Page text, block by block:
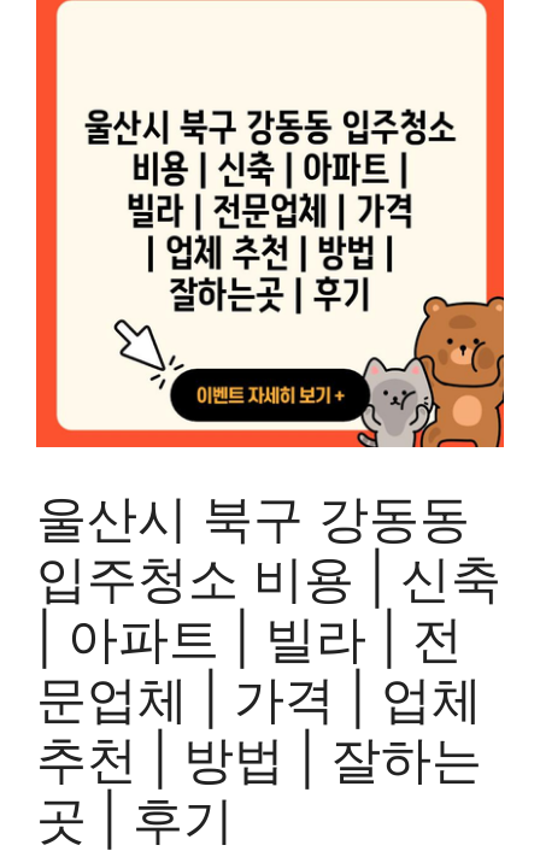
울산시 북구 강동동
입주청소 비용 | 신축
| 아파트 | 빌라 | 전
문업체 | 가격 | 업체
추천 | 방법 | 잘하는
곳 | 후기